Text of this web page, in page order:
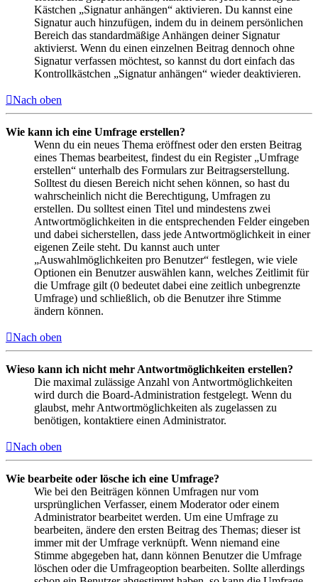
Kästchen „Signatur anhängen“ aktivieren. Du kannst eine
Signatur auch hinzufügen, indem du in deinem persönlichen
Bereich das standardmäßige Anhängen deiner Signatur
aktivierst. Wenn du einen einzelnen Beitrag dennoch ohne
Signatur verfassen möchtest, so kannst du dort einfach das
Kontrollkästchen „Signatur anhängen“ wieder deaktivieren.
Nach oben
Wie kann ich eine Umfrage erstellen?
Wenn du ein neues Thema eröffnest oder den ersten Beitrag
eines Themas bearbeitest, findest du ein Register „Umfrage
erstellen“ unterhalb des Formulars zur Beitragserstellung.
Solltest du diesen Bereich nicht sehen können, so hast du
wahrscheinlich nicht die Berechtigung, Umfragen zu
erstellen. Du solltest einen Titel und mindestens zwei
Antwortmöglichkeiten in die entsprechenden Felder eingeben
und dabei sicherstellen, dass jede Antwortmöglichkeit in einer
eigenen Zeile steht. Du kannst auch unter
„Auswahlmöglichkeiten pro Benutzer“ festlegen, wie viele
Optionen ein Benutzer auswählen kann, welches Zeitlimit für
die Umfrage gilt (0 bedeutet dabei eine zeitlich unbegrenzte
Umfrage) und schließlich, ob die Benutzer ihre Stimme
ändern können.
Nach oben
Wieso kann ich nicht mehr Antwortmöglichkeiten erstellen?
Die maximal zulässige Anzahl von Antwortmöglichkeiten
wird durch die Board-Administration festgelegt. Wenn du
glaubst, mehr Antwortmöglichkeiten als zugelassen zu
benötigen, kontaktiere einen Administrator.
Nach oben
Wie bearbeite oder lösche ich eine Umfrage?
Wie bei den Beiträgen können Umfragen nur vom
ursprünglichen Verfasser, einem Moderator oder einem
Administrator bearbeitet werden. Um eine Umfrage zu
bearbeiten, ändere den ersten Beitrag des Themas; dieser ist
immer mit der Umfrage verknüpft. Wenn niemand eine
Stimme abgegeben hat, dann können Benutzer die Umfrage
löschen oder die Umfrageoption bearbeiten. Sollte allerdings